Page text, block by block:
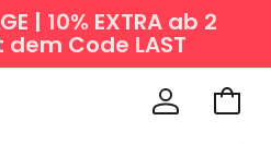
| 10% EXTRA ab 2
Code LAST
Zum